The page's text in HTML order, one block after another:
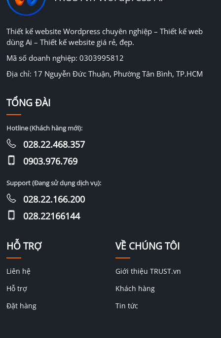
Thiết kế website Wordpress chuyên nghiệp – Thiết kế web
dùng Ai – Thiết kế website giá rẻ, đẹp.
Mã số doanh nghiệp: 0303995812
Địa chỉ: 17 Nguyễn Đức Thuận, Phường Tân Bình, TP.HCM
HỖ TRỢ
Liên hệ
Hỗ trợ
Đặt hàng
VỀ CHÚNG TÔI
Giới thiệu TRUST.vn
Khách hàng
Tin tức
TỔNG ĐÀI
Hotline (Khách hàng mới):
028.22.468.357
0903.976.769
Support (Đang sử dụng dịch vụ):
028.22.166.200
028.22166144